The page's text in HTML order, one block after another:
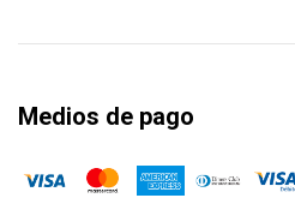
Medios de pago